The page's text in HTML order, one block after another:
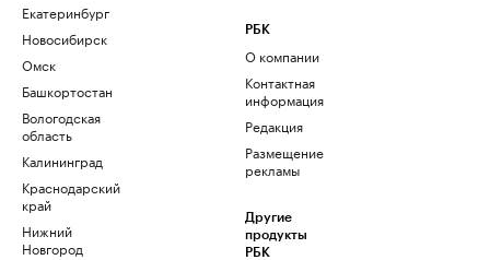
Екатеринбург
Новосибирск
Омск
Башкортостан
Вологодская
область
Калининград
Краснодарский
край
Нижний
Новгород
РБК
О компании
Контактная
информация
Редакция
Размещение
рекламы
Другие
продукты
РБК